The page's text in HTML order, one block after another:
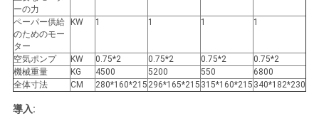
ーの力
ペーパー供給
のためのモー
ター
KW 1 1 1 1
空気ポンプ KW 0.75*2 0.75*2 0.75*2
0.75*2
機械重量
KG 4500 5200 550
6800
全体寸法
CM 280*160*215 296*165*215 315*160*215 340*182*230
導入: